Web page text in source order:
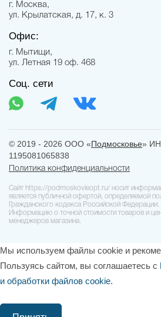
г. Москва,
ул. Крылатская, д. 17, к. 3
Офис:
г. Мытищи,
ул. Летная 19 оф. 468
Соц. сети
© 2019 - 2026 ООО «Подмосковье»
1195081065838
Политика конфиденциальности
Сайт https://podmoskovieopt.ru/ носит
является публичной офертой, определяемой
Гражданского кодекса Российской Федерации.
Информацию о точной стоимости товаров и
менеджеров магазина.
Мы используем файлы cookie и
Пользуясь сайтом, вы соглашаетесь с
и обработки файлов cookie.